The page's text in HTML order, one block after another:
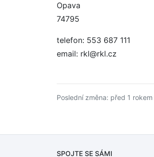
Opava
74795
telefon: 553 687 111
email: rkl@rkl.cz
Poslední změna: před 1 rokem
SPOJTE SE SÁMI